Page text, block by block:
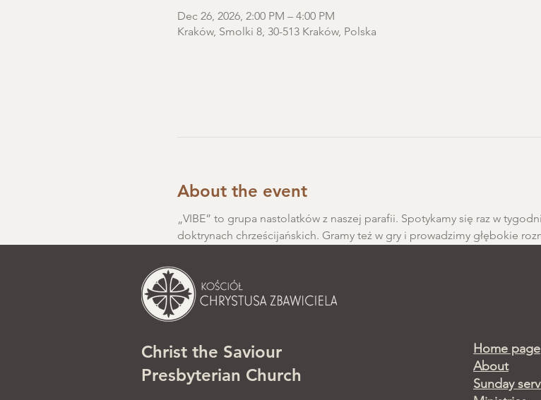
Dec 26, 2026, 2:00 PM – 4:00 PM
Kraków, Smolki 8, 30-513 Kraków, Polska
About the event
„VIBE” to grupa nastolatków z naszej parafii. Spotykamy się raz w
doktrynach chrześcijańskich. Gramy też w gry i prowadzimy głębokie
Christ the Saviour
Presbyterian Church
Home page
About
Sunday